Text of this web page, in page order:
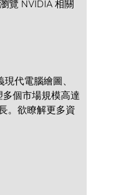
覽 NVIDIA 相關
代電腦繪圖、
個市場規模高達
。欲瞭解更多資